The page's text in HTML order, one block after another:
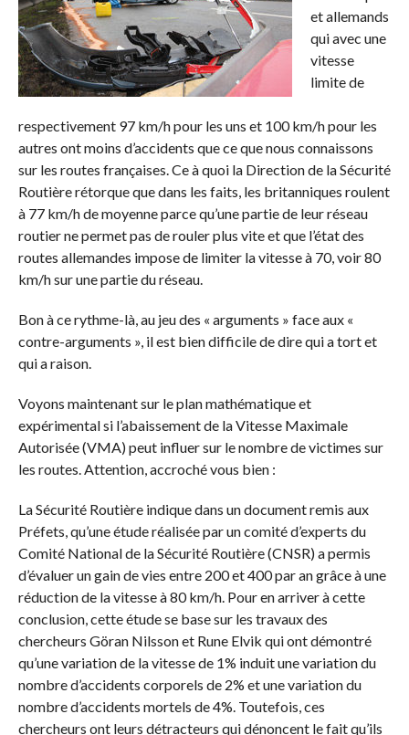
et allemands
qui avec une
vitesse
limite de
respectivement 97 km/h pour les uns et 100 km/h pour les
autres ont moins d’accidents que ce que nous connaissons
sur les routes françaises. Ce à quoi la Direction de la Sécurité
Routière rétorque que dans les faits, les britanniques roulent
à 77 km/h de moyenne parce qu’une partie de leur réseau
routier ne permet pas de rouler plus vite et que l’état des
routes allemandes impose de limiter la vitesse à 70, voir 80
km/h sur une partie du réseau.
Bon à ce rythme-là, au jeu des « arguments » face aux «
contre-arguments », il est bien difficile de dire qui a tort et
qui a raison.
Voyons maintenant sur le plan mathématique et
expérimental si l’abaissement de la Vitesse Maximale
Autorisée (VMA) peut influer sur le nombre de victimes sur
les routes. Attention, accroché vous bien :
La Sécurité Routière indique dans un document remis aux
Préfets, qu’une étude réalisée par un comité d’experts du
Comité National de la Sécurité Routière (CNSR) a permis
d’évaluer un gain de vies entre 200 et 400 par an grâce à une
réduction de la vitesse à 80 km/h. Pour en arriver à cette
conclusion, cette étude se base sur les travaux des
chercheurs Göran Nilsson et Rune Elvik qui ont démontré
qu’une variation de la vitesse de 1% induit une variation du
nombre d’accidents corporels de 2% et une variation du
nombre d’accidents mortels de 4%. Toutefois, ces
chercheurs ont leurs détracteurs qui dénoncent le fait qu’ils